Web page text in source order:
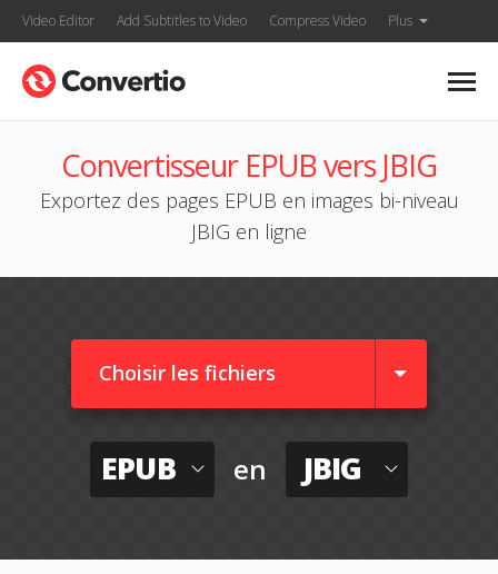
Video Editor Add Subtitles to Video Compress Video Plus
Convertisseur EPUB vers JBIG
Exportez des pages EPUB en images bi-niveau
JBIG en ligne
Choisir les fichiers
EPUB en JBIG